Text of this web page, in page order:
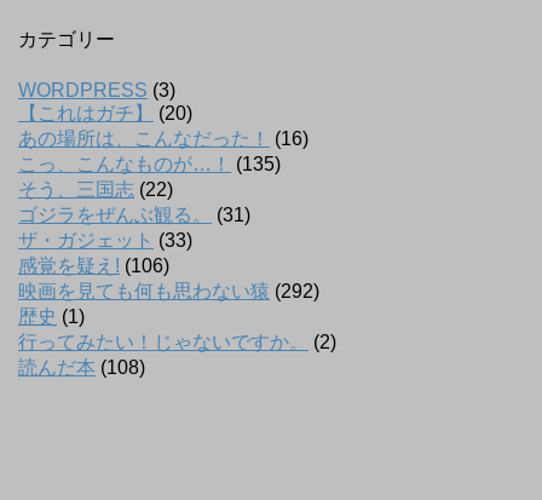
カテゴリー
WORDPRESS (3)
【これはガチ】
(20)
あの場所は、こんなだった！
(16)
こっ、こんなものが…！
(135)
そう、三国志 (22)
ゴジラをぜんぶ観る。
(31)
ザ・ガジェット (33)
感覚を疑え! (106)
映画を見ても何も思わない猿 (292)
歴史 (1)
行ってみたい！じゃないですか。
(2)
読んだ本 (108)